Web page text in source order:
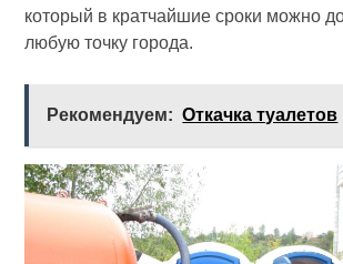
который в кратчайшие сроки можно
любую точку города.
Рекомендуем: Откачка туалетов